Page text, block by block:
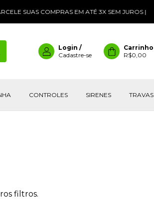
SUAS COMPRAS EM ATÉ 3X SEM JUROS |
Login /
Cadastre-se
Carrinho
R$0,00
CONTROLES SIRENES TRAVAS
filtros.